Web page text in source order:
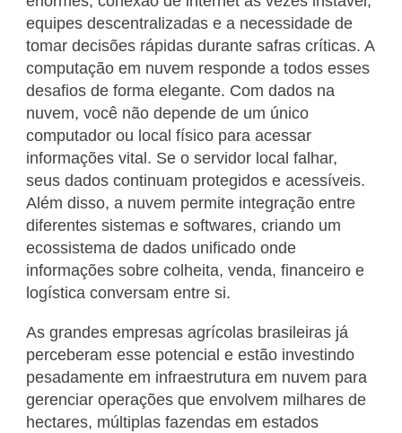
equipes descentralizadas e a necessidade de
tomar decisões rápidas durante safras críticas. A
computação em nuvem responde a todos esses
desafios de forma elegante. Com dados na
nuvem, você não depende de um único
computador ou local físico para acessar
informações vital. Se o servidor local falhar,
seus dados continuam protegidos e acessíveis.
Além disso, a nuvem permite integração entre
diferentes sistemas e softwares, criando um
ecossistema de dados unificado onde
informações sobre colheita, venda, financeiro e
logística conversam entre si.
As grandes empresas agrícolas brasileiras já
perceberam esse potencial e estão investindo
pesadamente em infraestrutura em nuvem para
gerenciar operações que envolvem milhares de
hectares, múltiplas fazendas em estados